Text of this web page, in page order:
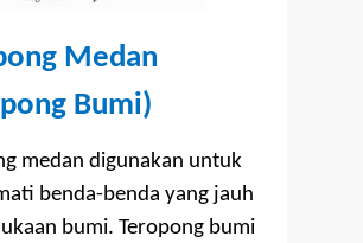
Medan
Bumi)
medan digunakan untuk
benda-benda yang jauh
bumi. Teropong bumi